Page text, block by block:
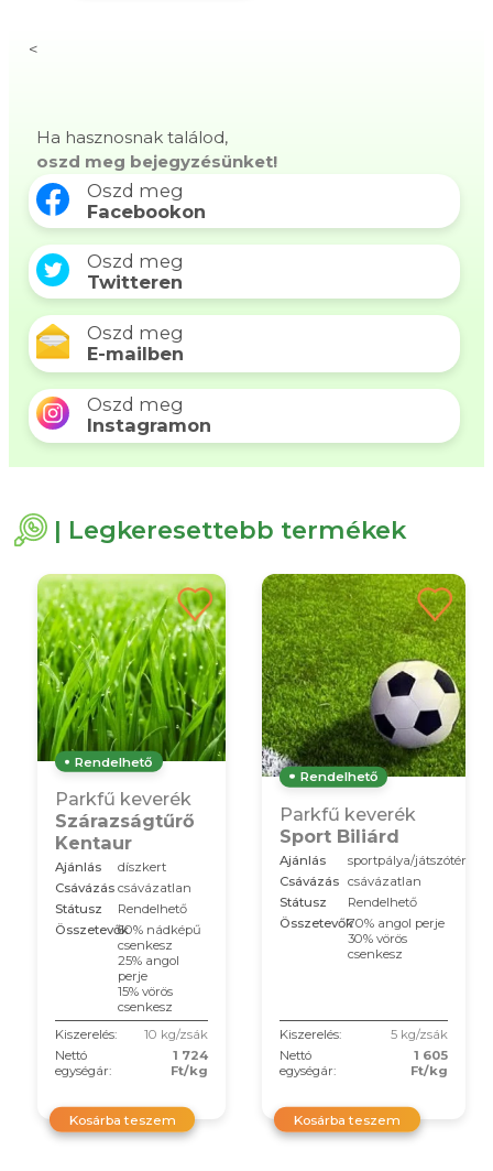
<
Ha hasznosnak találod,
oszd meg bejegyzésünket!
Oszd meg
Facebookon
Oszd meg
Twitteren
Oszd meg
E-mailben
Oszd meg
Instagramon
| Legkeresettebb termékek
Rendelhető
Parkfű keverék
Szárazságtűrő
Kentaur
Ajánlás
díszkert
Csávázás csávázatlan
Státusz
Rendelhető
Összetevők60% nádképű
csenkesz
25% angol
perje
15% vörös
csenkesz
Kiszerelés:
10 kg/zsák
Nettó
egységár:
1 724
Ft/kg
Kosárba teszem
Rendelhető
Parkfű keverék
Sport Biliárd
Ajánlás
sportpálya/játszótér
Csávázás csávázatlan
Státusz
Rendelhető
Összetevők70% angol perje
30% vörös
csenkesz
Kiszerelés:
5 kg/zsák
Nettó
egységár:
1 605
Ft/kg
Kosárba teszem